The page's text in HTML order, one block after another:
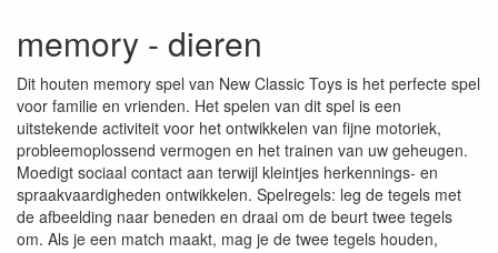
memory - dieren
Dit houten memory spel van New Classic Toys is het perfecte spel
voor familie en vrienden. Het spelen van dit spel is een
uitstekende activiteit voor het ontwikkelen van fijne motoriek,
probleemoplossend vermogen en het trainen van uw geheugen.
Moedigt sociaal contact aan terwijl kleintjes herkennings- en
spraakvaardigheden ontwikkelen. Spelregels: leg de tegels met
de afbeelding naar beneden en draai om de beurt twee tegels
om. Als je een match maakt, mag je de twee tegels houden,